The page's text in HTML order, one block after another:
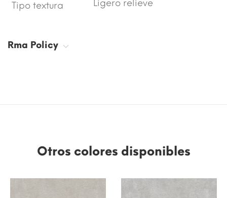
Tipo textura Ligero relieve
Rma Policy
Otros colores disponibles